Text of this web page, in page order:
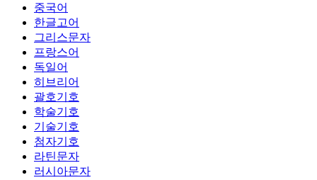
중국어
한글고어
그리스문자
프랑스어
독일어
히브리어
괄호기호
학술기호
기술기호
첨자기호
라틴문자
러시아문자